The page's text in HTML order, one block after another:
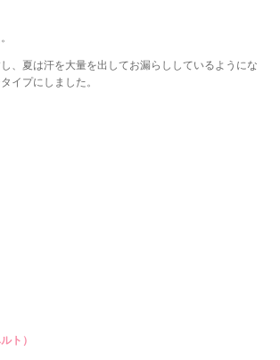
、夏は汗を大量を出してお漏らししているようにな
イプにしました。
ト）